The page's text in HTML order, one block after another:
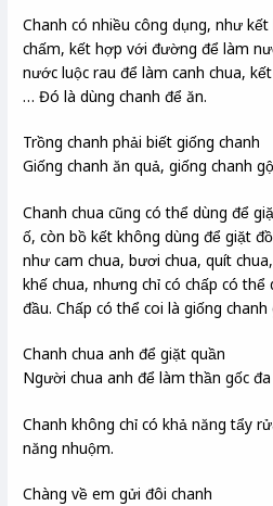
Chanh có nhiều công dụng, như
chấm, kết hợp với đường để làm
nước luộc rau để làm canh chua,
… Đó là dùng chanh để ăn.
Trồng chanh phải biết giống chanh
Giống chanh ăn quả, giống chanh
Chanh chua cũng có thể dùng để
ố, còn bồ kết không dùng để giặt
như cam chua, bươi chua, quít
khế chua, nhưng chỉ có chấp có
đầu. Chấp có thể coi là giống chanh
Chanh chua anh để giặt quần
Người chua anh để làm thần gốc đa
Chanh không chỉ có khả năng tẩy
năng nhuộm.
Chàng về em gửi đôi chanh